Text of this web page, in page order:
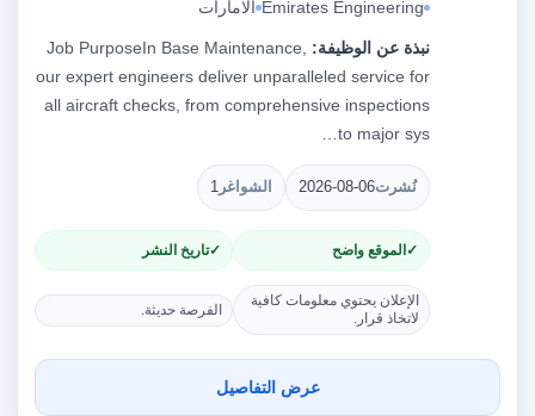
Emirates Engineering الامارات
نبذة عن الوظيفة:
Job PurposeIn Base Maintenance,
our expert engineers deliver unparalleled service for
all aircraft checks, from comprehensive inspections
to major sys…
نُشرت2026-08-06 الشواغر 1
الموقع واضح تاريخ النشر
الإعلان يحتوي معلومات كافية
لاتخاذ قرار.
الفرصة حديثة.
عرض التفاصيل